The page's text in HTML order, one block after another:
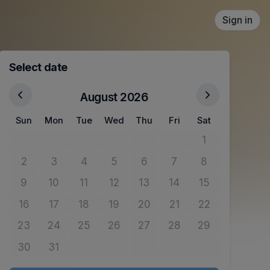
Sign in
Select date
August 2026
Sun Mon Tue Wed Thu Fri Sat
1No tickets
2No tickets available
3
No tickets available
4No tickets available
5
No tickets available
6No tickets available
7No tickets available
8No tickets
9No tickets available
10No tickets available
11No tickets available
12No tickets available
13No tickets available
14No tickets available
15No tickets
16No tickets available
17No tickets available
18No tickets available
19No tickets available
20No tickets available
21No tickets available
22No tickets
23No tickets available
24No tickets available
25No tickets available
26No tickets available
27No tickets available
28No tickets available
29No tickets
30
No tickets available
31No tickets available